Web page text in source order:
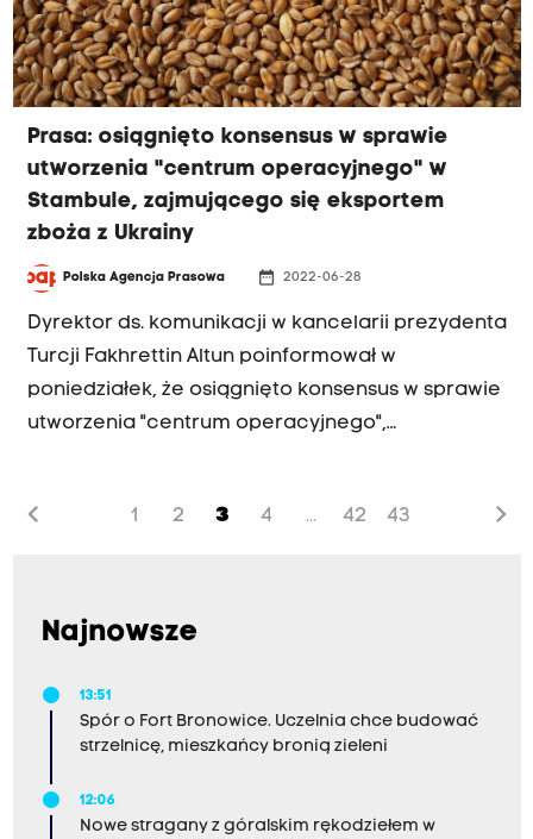
Prasa: osiągnięto konsensus w sprawie
utworzenia "centrum operacyjnego" w
Stambule, zajmującego się eksportem
zboża z Ukrainy
Polska Agencja Prasowa date_range 2022-06-28
Dyrektor ds. komunikacji w kancelarii prezydenta
Turcji Fakhrettin Altun poinformował w
poniedziałek, że osiągnięto konsensus w sprawie
utworzenia "centrum operacyjnego",
chevron_left 1 2 3 4 ... 42 43 chevron_right
Najnowsze
13:51
Spór o Fort Bronowice. Uczelnia chce budować
strzelnicę, mieszkańcy bronią zieleni
12:06
Nowe stragany z góralskim rękodziełem w